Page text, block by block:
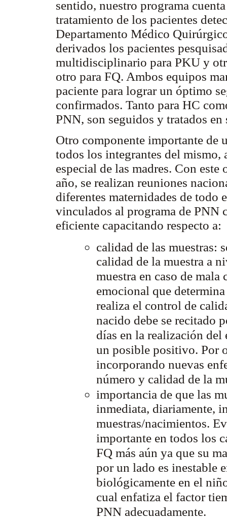
sentido, nuestro programa
tratamiento de los pacientes
Departamento Médico
derivados los pacientes
multidisciplinario para PKU y
otro para FQ. Ambos equipos
paciente para lograr un óptimo
confirmados. Tanto para HC
PNN, son seguidos y tratados
Otro componente importante de
todos los integrantes del mismo,
especial de las madres. Con
año, se realizan reuniones
diferentes maternidades de todo
vinculados al programa de PNN
eficiente capacitando respecto a:
calidad de las muestras:
calidad de la muestra a
muestra en caso de
emocional que
realiza el control de
nacido debe se recitado
días en la realización
un posible positivo. Por
incorporando nuevas
número y calidad de la
importancia de que las
inmediata, diariamente,
muestras/nacimientos.
importante en todos los
FQ más aún ya que su
por un lado es inestable
biológicamente en el
cual enfatiza el factor
PNN adecuadamente.